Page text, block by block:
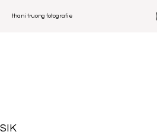
thani truong fotografie